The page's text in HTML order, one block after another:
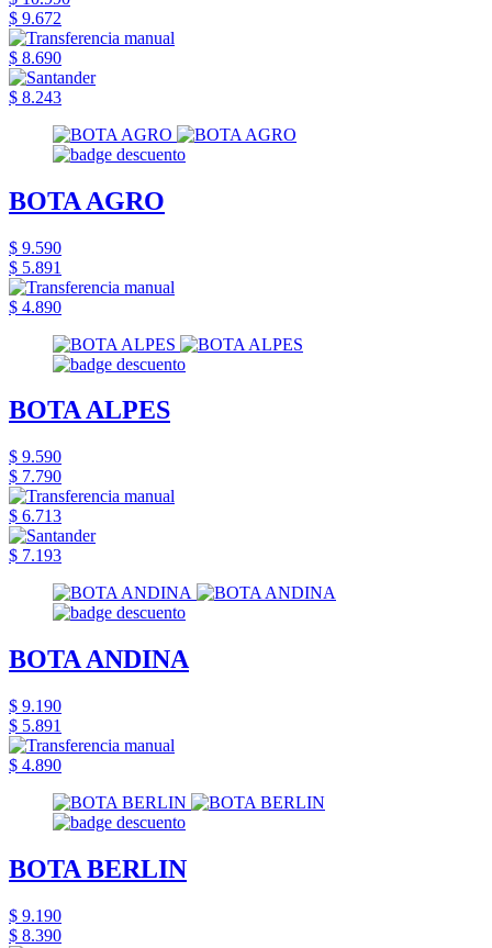
$ 9.672
$ 8.690
$ 8.243
BOTA AGRO
$ 9.590
$ 5.891
$ 4.890
BOTA ALPES
$ 9.590
$ 7.790
$ 6.713
$ 7.193
BOTA ANDINA
$ 9.190
$ 5.891
$ 4.890
BOTA BERLIN
$ 9.190
$ 8.390